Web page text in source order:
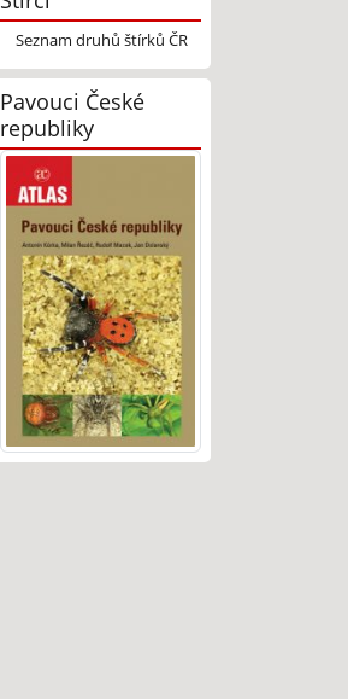
Seznam druhů štírků ČR
Pavouci České
republiky